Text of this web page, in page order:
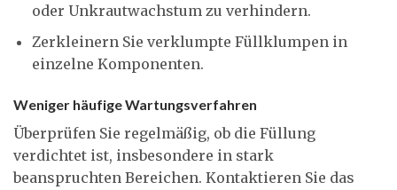
oder Unkrautwachstum zu verhindern.
Zerkleinern Sie verklumpte Füllklumpen in
einzelne Komponenten.
Weniger häufige Wartungsverfahren
Überprüfen Sie regelmäßig, ob die Füllung
verdichtet ist, insbesondere in stark
beanspruchten Bereichen. Kontaktieren Sie das